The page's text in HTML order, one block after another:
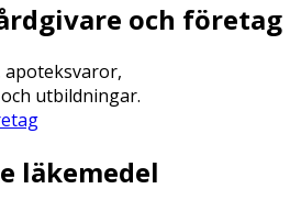
och företag
apoteksvaror,
utbildningar.
läkemedel